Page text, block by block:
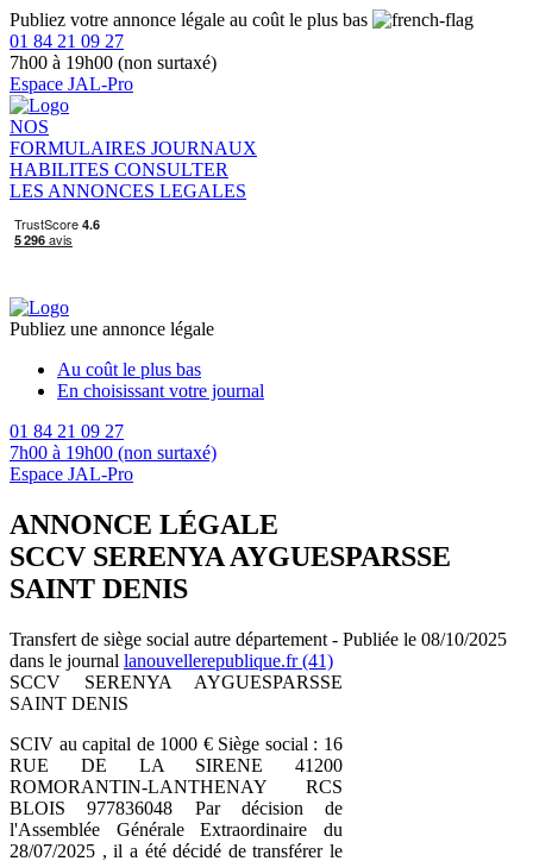
Publiez votre annonce légale au coût le plus bas
01 84 21 09 27
7h00 à 19h00 (non surtaxé)
Espace JAL-Pro
NOS
FORMULAIRES JOURNAUX
HABILITES CONSULTER
LES ANNONCES LEGALES
Publiez une annonce légale
Au coût le plus bas
En choisissant votre journal
01 84 21 09 27
7h00 à 19h00 (non surtaxé)
Espace JAL-Pro
ANNONCE LÉGALE
SCCV SERENYA AYGUESPARSSE
SAINT DENIS
Transfert de siège social autre département - Publiée le 08/10/2025
dans le journal lanouvellerepublique.fr (41)
SCCV SERENYA AYGUESPARSSE
SAINT DENIS
SCIV au capital de 1000 € Siège social : 16
RUE DE LA SIRENE 41200
ROMORANTIN-LANTHENAY RCS
BLOIS 977836048 Par décision de
l'Assemblée Générale Extraordinaire du
28/07/2025 , il a été décidé de transférer le